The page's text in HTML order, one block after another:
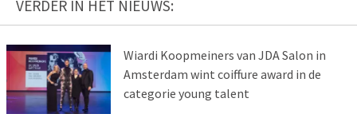
VERDER IN HET NIEUWS:
Wiardi Koopmeiners van JDA Salon in
Amsterdam wint coiffure award in de
categorie young talent